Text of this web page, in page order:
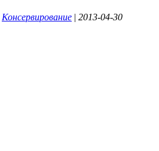
Консервирование | 2013-04-30